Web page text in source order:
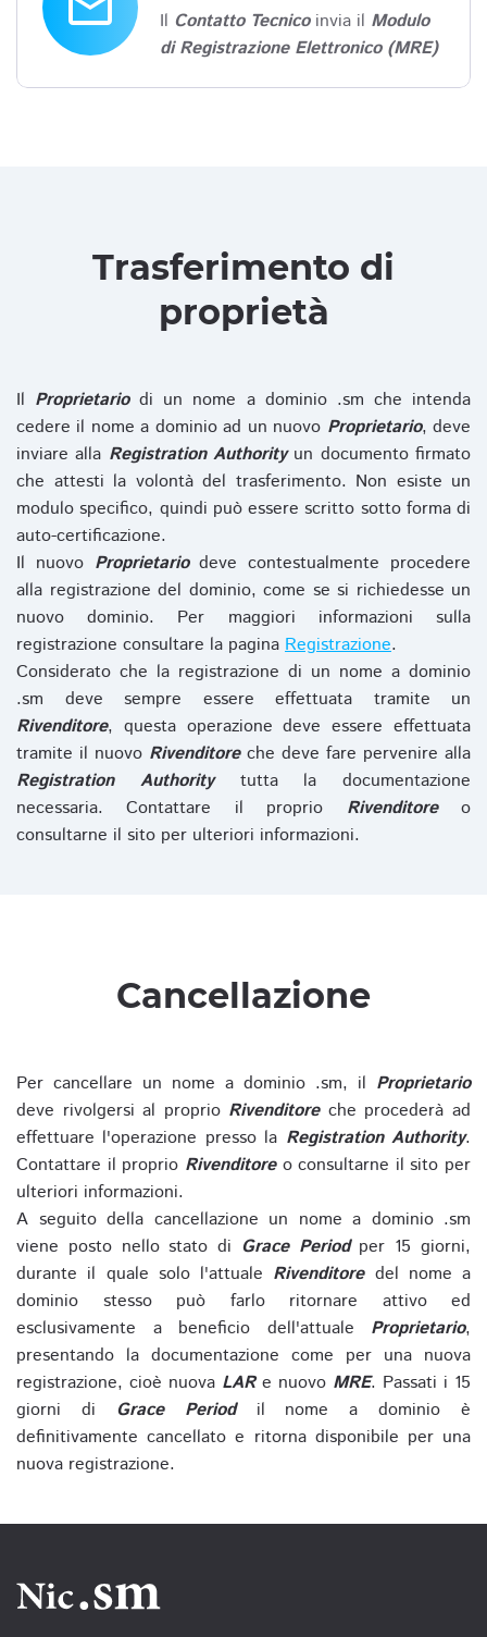
Il Contatto Tecnicoinvia il Modulo
di Registrazione Elettronico (MRE)
Trasferimento di
proprietà
Il Proprietariodi un nome a dominio .sm che intenda
cedere il nome a dominio ad un nuovo Proprietario, deve
inviare alla Registration Authorityun documento firmato
che attesti la volontà del trasferimento. Non esiste un
modulo specifico, quindi può essere scritto sotto forma di
auto-certificazione.
Il nuovo Proprietariodeve contestualmente procedere
alla registrazione del dominio, come se si richiedesse un
nuovo dominio. Per maggiori informazioni sulla
registrazione consultare la pagina Registrazione.
Considerato che la registrazione di un nome a dominio
.sm deve sempre essere effettuata tramite un
Rivenditore, questa operazione deve essere effettuata
tramite il nuovo Rivenditoreche deve fare pervenire alla
Registration Authoritytutta la documentazione
necessaria. Contattare il proprio Rivenditoreo
consultarne il sito per ulteriori informazioni.
Cancellazione
Per cancellare un nome a dominio .sm, il Proprietario
deve rivolgersi al proprio Rivenditoreche procederà ad
effettuare l'operazione presso la Registration Authority.
Contattare il proprio Rivenditoreo consultarne il sito per
ulteriori informazioni.
A seguito della cancellazione un nome a dominio .sm
viene posto nello stato di Grace Periodper 15 giorni,
durante il quale solo l'attuale Rivenditoredel nome a
dominio stesso può farlo ritornare attivo ed
esclusivamente a beneficio dell'attuale Proprietario,
presentando la documentazione come per una nuova
registrazione, cioè nuova LARe nuovo MRE. Passati i 15
giorni di Grace Periodil nome a dominio è
definitivamente cancellato e ritorna disponibile per una
nuova registrazione.